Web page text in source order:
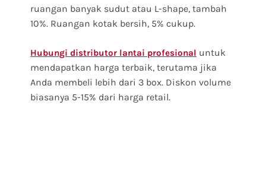
ruangan banyak sudut atau L-shape, tambah
10%. Ruangan kotak bersih, 5% cukup.
Hubungi distributor lantai profesional untuk
mendapatkan harga terbaik, terutama jika
Anda membeli lebih dari 3 box. Diskon volume
biasanya 5-15% dari harga retail.